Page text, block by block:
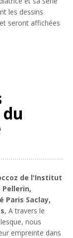
les dessins
seront affichées
de l'Institut
Paris Saclay,
, A travers le
nous
empreinte dans